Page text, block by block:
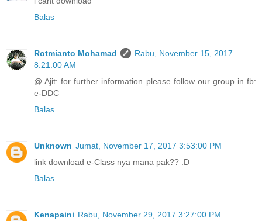
Balas
Rotmianto Mohamad
Rabu, November 15, 2017
8:21:00 AM
@ Ajit: for further information please follow our group in fb:
e-DDC
Balas
Unknown Jumat, November 17, 2017 3:53:00 PM
link download e-Class nya mana pak?? :D
Balas
Kenapaini Rabu, November 29, 2017 3:27:00 PM